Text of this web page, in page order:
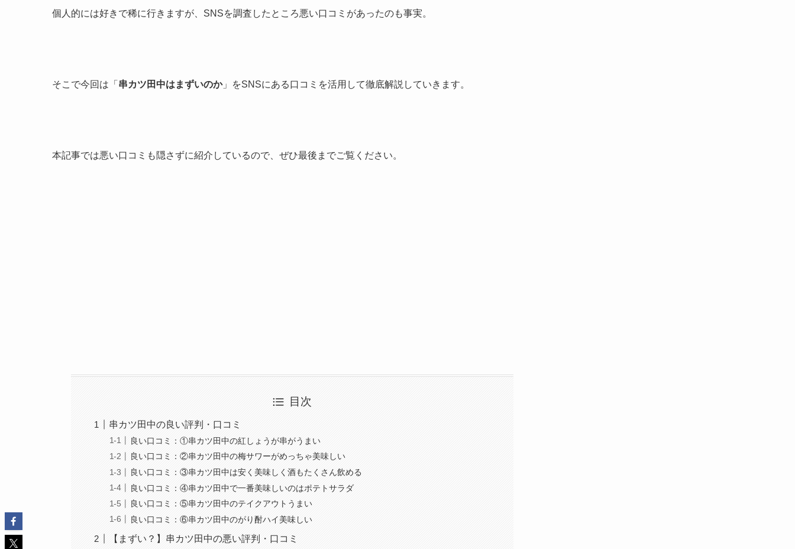
個人的には好きで稀に行きますが、SNSを調査したところ悪い口コミがあったのも事実。
そこで今回は「 串カツ田中はまずいのか」をSNSにある口コミを活用して徹底解説していきます。
本記事では悪い口コミも隠さずに紹介しているので、ぜひ最後までご覧ください。
目次
串カツ田中の良い評判・口コミ
良い口コミ：①串カツ田中の紅しょうが串がうまい
良い口コミ：②串カツ田中の梅サワーがめっちゃ美味しい
良い口コミ：③串カツ田中は安く美味しく酒もたくさん飲める
良い口コミ：④串カツ田中で一番美味しいのはポテトサラダ
良い口コミ：⑤串カツ田中のテイクアウトうまい
良い口コミ：⑥串カツ田中のがり酎ハイ美味しい
【まずい？】串カツ田中の悪い評判・口コミ